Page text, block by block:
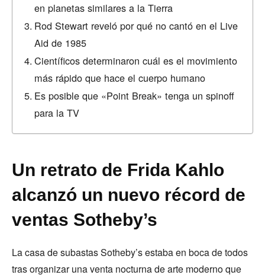
en planetas similares a la Tierra
Rod Stewart reveló por qué no cantó en el Live
Aid de 1985
Científicos determinaron cuál es el movimiento
más rápido que hace el cuerpo humano
Es posible que «Point Break» tenga un spinoff
para la TV
Un retrato de Frida Kahlo
alcanzó un nuevo récord de
ventas Sotheby’s
La casa de subastas Sotheby’s estaba en boca de todos
tras organizar una venta nocturna de arte moderno que